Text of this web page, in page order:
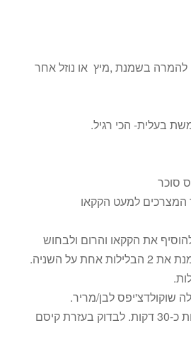
להמרה בשמנת ,מיץ או נוזל אחר
סוכר
למעט הקקאו
שוקולדצ'יפס לבן/מריר.
לאפות בחום 175 מעלות כ-30 דקות. לבדוק בעזרת קיסם